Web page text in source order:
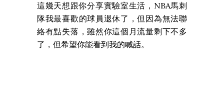
這幾天想跟你分享實驗室生活，NBA馬刺
隊我最喜歡的球員退休了，但因為無法聯
絡有點失落，雖然你這個月流量剩下不多
了，但希望你能看到我的喊話。